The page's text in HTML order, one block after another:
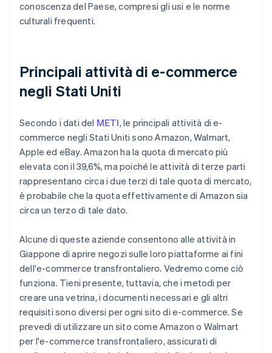
conoscenza del Paese, compresi gli usi e le norme
culturali frequenti.
Principali attività di e-commerce
negli Stati Uniti
Secondo i dati del METI, le principali attività di e-
commerce negli Stati Uniti sono Amazon, Walmart,
Apple ed eBay. Amazon ha la quota di mercato più
elevata con il 39,6%, ma poiché le attività di terze parti
rappresentano circa i due terzi di tale quota di mercato,
è probabile che la quota effettivamente di Amazon sia
circa un terzo di tale dato.
Alcune di queste aziende consentono alle attività in
Giappone di aprire negozi sulle loro piattaforme ai fini
dell'e-commerce transfrontaliero. Vedremo come ciò
funziona. Tieni presente, tuttavia, che i metodi per
creare una vetrina, i documenti necessari e gli altri
requisiti sono diversi per ogni sito di e-commerce. Se
prevedi di utilizzare un sito come Amazon o Walmart
per l'e-commerce transfrontaliero, assicurati di